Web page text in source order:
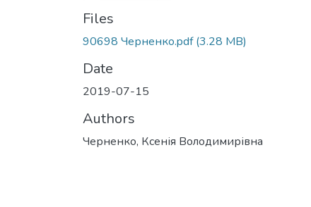
Files
90698 Черненко.pdf(3.28 MB)
Date
2019-07-15
Authors
Черненко, Ксенія Володимирівна